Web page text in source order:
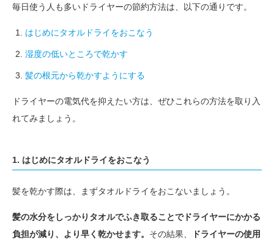
毎日使う人も多いドライヤーの節約方法は、以下の通りです。
はじめにタオルドライをおこなう
湿度の低いところで乾かす
髪の根元から乾かすようにする
ドライヤーの電気代を抑えたい方は、ぜひこれらの方法を取り入
れてみましょう。
1. はじめにタオルドライをおこなう
髪を乾かす際は、まずタオルドライをおこないましょう。
髪の水分をしっかりタオルでふき取ることでドライヤーにかかる
負担が減り、より早く乾かせます。 その結果、
ドライヤーの使用